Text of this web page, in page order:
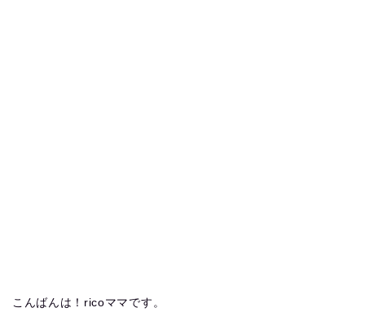
こんばんは！ricoママです。